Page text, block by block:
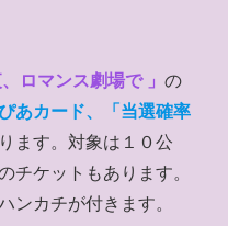
、ロマンス劇場で 」 の
あカード、「当選確率
ます。対象は１０公
チケットもあります。
ンカチが付きます。